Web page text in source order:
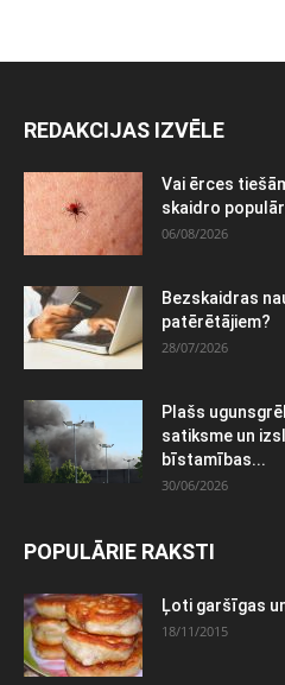
REDAKCIJAS IZVĒLE
Vai ērces
skaidro
06/08/2026
Bezskaidras
patērētājiem?
28/07/2026
Plašs
satiksme un
bīstamības...
30/06/2026
POPULĀRIE RAKSTI
Ļoti garšīgas
18/11/2015